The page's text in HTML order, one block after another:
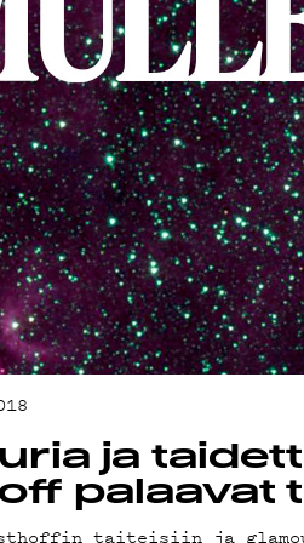
ja
palaavat
taiteisiin ja